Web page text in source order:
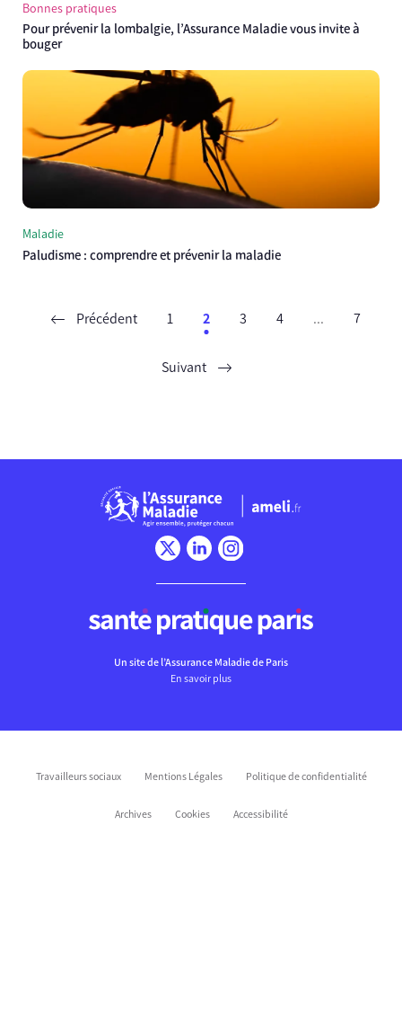
Bonnes pratiques
Pour prévenir la lombalgie, l’Assurance Maladie vous invite à
bouger
Maladie
Paludisme : comprendre et prévenir la maladie
Précédent 1 2 3 4 ... 7
Suivant
Un site de l’Assurance Maladie de Paris
En savoir plus
Travailleurs sociaux Mentions Légales Politique de confidentialité
Archives Cookies Accessibilité